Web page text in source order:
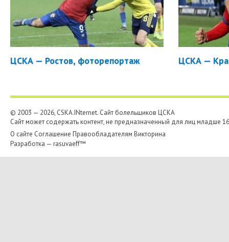
ЦСКА — Ростов, фоторепортаж ЦСКА —
© 2003 — 2026, CSKA.INternet. Cайт болельщиков ЦСКА
Сайт может содержать контент, не предназначенный для лиц младше
О сайте Соглашение Правообладателям Викторина
Разработка — rasuvaeff™